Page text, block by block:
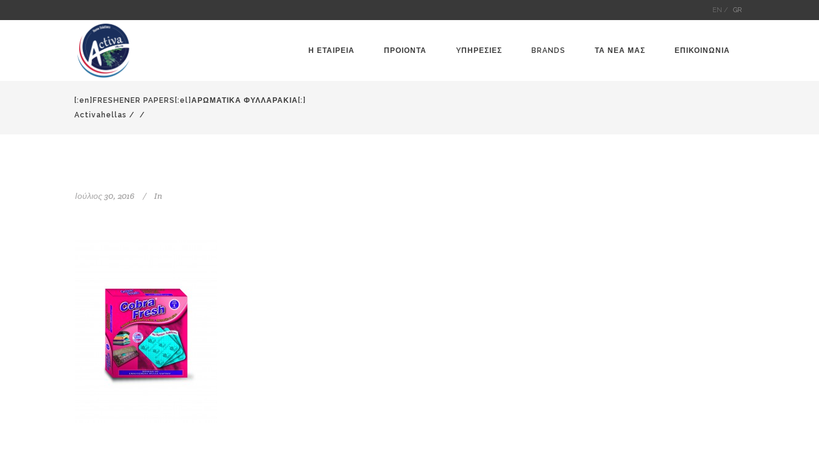
EN / GR
Η ΕΤΑΙΡΕΙΑ ΠΡΟΙΟΝΤΑ YΠΗΡΕΣΙΕΣ BRANDS ΤΑ ΝΕΑ ΜΑΣ ΕΠΙΚΟΙΝΩΝΙΑ
[:en]FRESHENER PAPERS[:el]ΑΡΩΜΑΤΙΚΑ ΦΥΛΛΑΡΑΚΙΑ[:]
Activahellas / /
Ιούλιος 30, 2016 In